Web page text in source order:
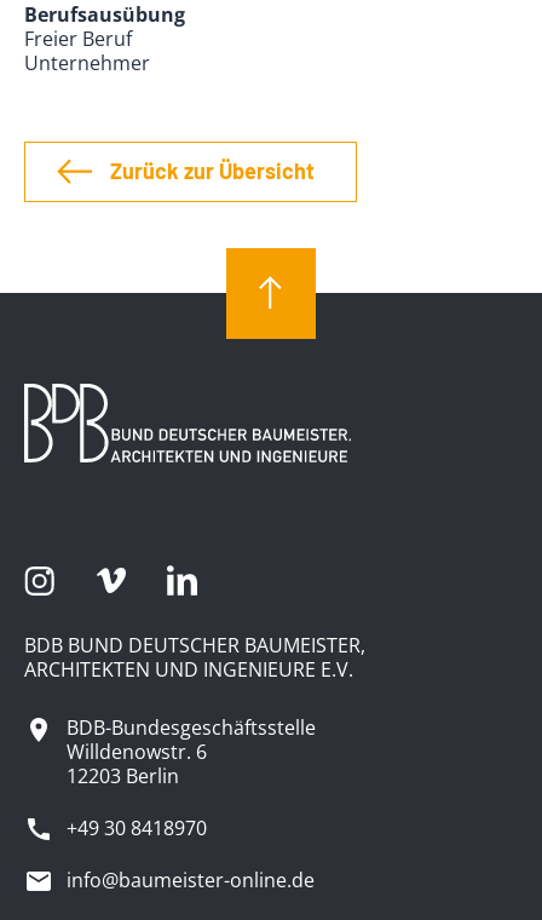
Berufsausübung
Freier Beruf
Unternehmer
Zurück zur Übersicht
BDB BUND DEUTSCHER BAUMEISTER,
ARCHITEKTEN UND INGENIEURE E.V.
BDB-Bundesgeschäftsstelle
Willdenowstr. 6
12203 Berlin
+49 30 8418970
info@baumeister-online.de